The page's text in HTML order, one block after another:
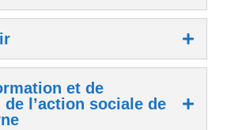
et de
l’action sociale de